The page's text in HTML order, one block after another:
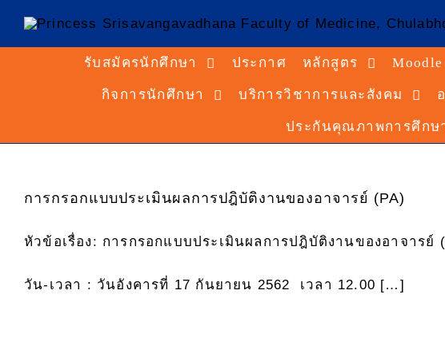
รับสมัครนักศึกษา ประกาศ หลักสูตร
กิจการนักศึกษา บริการวิชาการและสังคม
ประกันคุณภาพการศึกษ
การกรอกแบบประเมินผลการปฎิบัติงานของอาจารย์ (PA)
หัวข้อเรื่อง: การกรอกแบบประเมินผลการปฎิบัติงานของอาจารย์
วัน-เวลา : วันอังคารที่ 17 กันยายน 2562 เวลา 12.00 […]